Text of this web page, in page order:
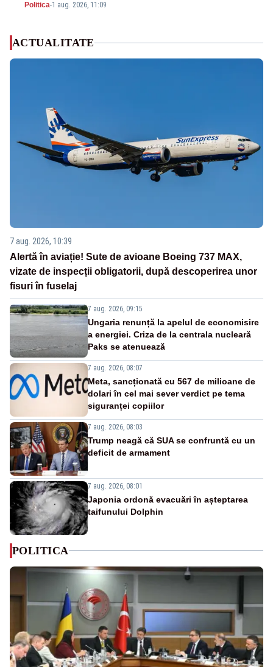
Politica-1 aug. 2026, 11:09
ACTUALITATE
7 aug. 2026, 10:39
Alertă în aviație! Sute de avioane Boeing 737 MAX,
vizate de inspecții obligatorii, după descoperirea unor
fisuri în fuselaj
7 aug. 2026, 09:15
Ungaria renunță la apelul de economisire
a energiei. Criza de la centrala nucleară
Paks se atenuează
7 aug. 2026, 08:07
Meta, sancționată cu 567 de milioane de
dolari în cel mai sever verdict pe tema
siguranței copiilor
7 aug. 2026, 08:03
Trump neagă că SUA se confruntă cu un
deficit de armament
7 aug. 2026, 08:01
Japonia ordonă evacuări în așteptarea
taifunului Dolphin
POLITICA